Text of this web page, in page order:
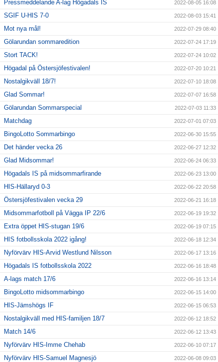
Pressmeddelande A-lag Högadals IS 2022-08-05 16:08
SGIF U-HIS 7-0 2022-08-03 15:41
Mot nya mål! 2022-07-29 08:40
Gölarundan sommaredition 2022-07-24 17:19
Stort TACK! 2022-07-24 10:02
Högadal på Östersjöfestivalen! 2022-07-20 10:21
Nostalgikväll 18/7! 2022-07-10 18:08
Glad Sommar! 2022-07-07 16:58
Gölarundan Sommarspecial 2022-07-03 11:33
Matchdag 2022-07-01 07:03
BingoLotto Sommarbingo 2022-06-30 15:55
Det händer vecka 26 2022-06-27 12:32
Glad Midsommar! 2022-06-24 06:33
Högadals IS på midsommarfirande 2022-06-23 13:00
HIS-Hällaryd 0-3 2022-06-22 20:58
Östersjöfestivalen vecka 29 2022-06-21 16:18
Midsommarfotboll på Vägga IP 22/6 2022-06-19 19:32
Extra öppet HIS-stugan 19/6 2022-06-19 07:15
HIS fotbollsskola 2022 igång! 2022-06-18 12:34
Nyförvärv HIS-Arvid Westlund Nilsson 2022-06-17 13:16
Högadals IS fotbollsskola 2022 2022-06-16 18:48
A-lags match 17/6 2022-06-16 13:14
BingoLotto midsommarbingo 2022-06-15 14:00
HIS-Jämshögs IF 2022-06-15 06:53
Nostalgikväll med HIS-familjen 18/7 2022-06-12 18:52
Match 14/6 2022-06-12 13:43
Nyförvärv HIS-Imme Chehab 2022-06-10 07:17
Nyförvärv HIS-Samuel Magnesjö 2022-06-08 09:03